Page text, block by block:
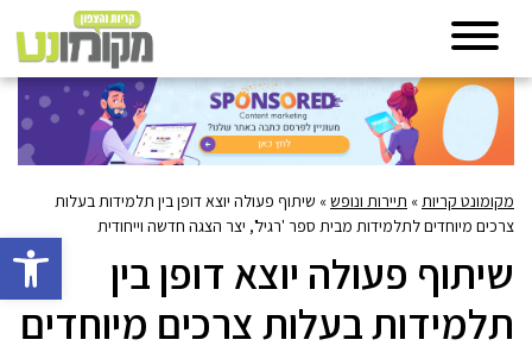
פתח
מקומונט קריות » תיירות ונופש» שיתוף פעולה יוצא דופן בין תלמידות בעלות
צרכים מיוחדים לתלמידות מבית ספר 'רגיל', יצר הצגה חדשה וייחודית
שיתוף פעולה יוצא דופן בין
תלמידות בעלות צרכים מיוחדים